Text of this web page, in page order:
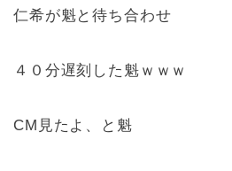
仁希が魁と待ち合わせ
４０分遅刻した魁ｗｗｗ
CM見たよ、と魁